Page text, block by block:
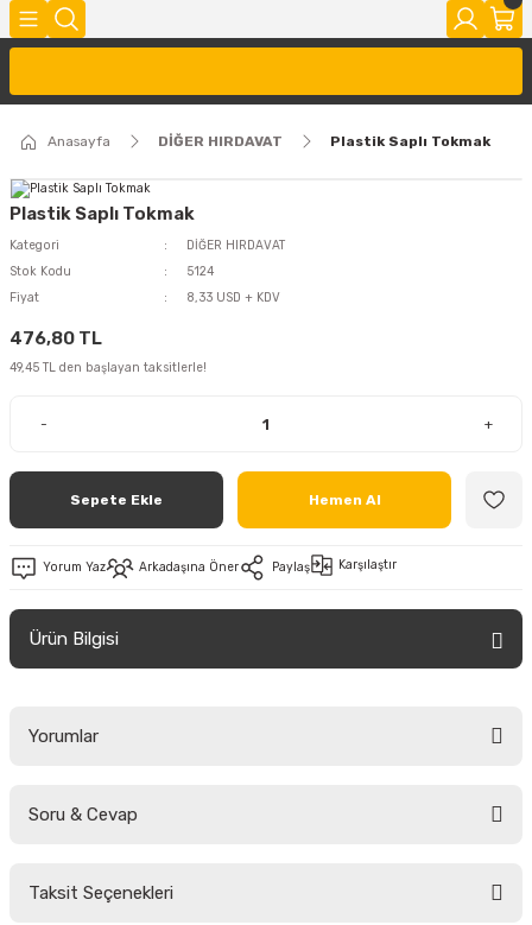
Anasayfa DİĞER HIRDAVAT Plastik Saplı Tokmak
Plastik Saplı Tokmak
Kategori
DİĞER HIRDAVAT
Stok Kodu
5124
Fiyat
8,33 USD + KDV
476,80 TL
49,45 TL den başlayan taksitlerle!
- +
Sepete Ekle Hemen Al
Yorum Yaz Arkadaşına Öner Paylaş Karşılaştır
Ürün Bilgisi
Yorumlar
Soru & Cevap
Taksit Seçenekleri